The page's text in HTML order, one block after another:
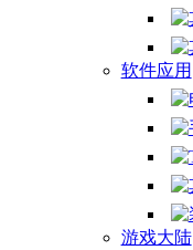
软件应用
游戏大陆